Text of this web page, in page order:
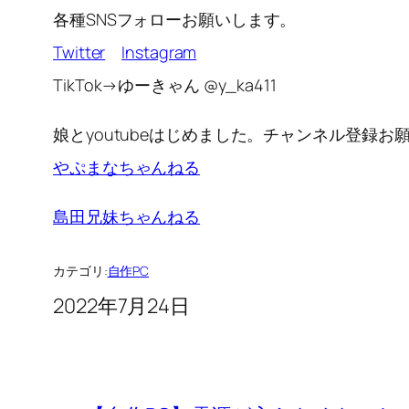
各種SNSフォローお願いします。
Twitter
Instagram
TikTok→ゆーきゃん @y_ka411
娘とyoutubeはじめました。チャンネル登録お願
やぷまなちゃんねる
島田兄妹ちゃんねる
カテゴリ:自作PC
2022年7月24日